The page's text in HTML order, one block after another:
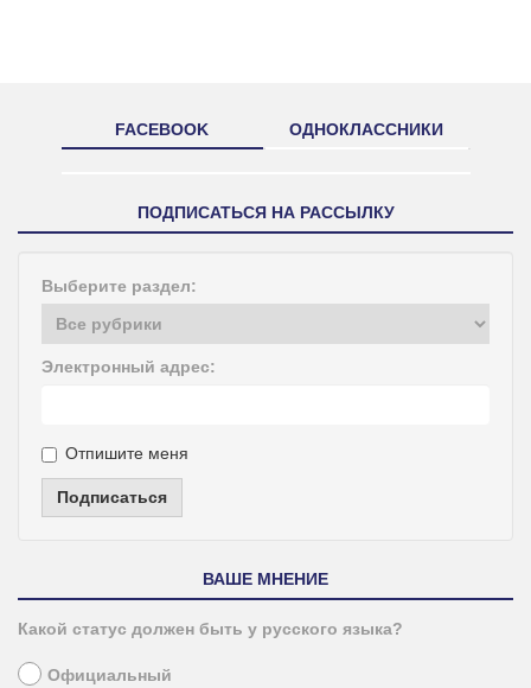
FACEBOOK ОДНОКЛАССНИКИ
ПОДПИСАТЬСЯ НА РАССЫЛКУ
Выберите раздел:
Электронный адрес:
Отпишите меня
Подписаться
ВАШЕ МНЕНИЕ
Какой статус должен быть у русского языка?
Официальный